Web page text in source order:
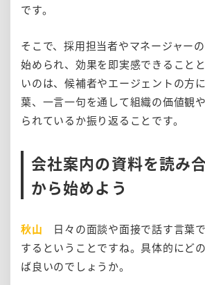
です。
そこで、採用担当者やマネージャー
始められ、効果を即実感できること
いのは、候補者やエージェントの方
葉、一言一句を通して組織の価値観
られているか振り返ることです。
会社案内の資料を読み
から始めよう
秋山
日々の面談や面接で話す言葉
するということですね。具体的にど
ば良いのでしょうか。